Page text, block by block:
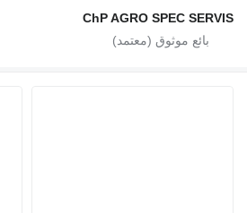
ChP AGRO SPEC SERVIS